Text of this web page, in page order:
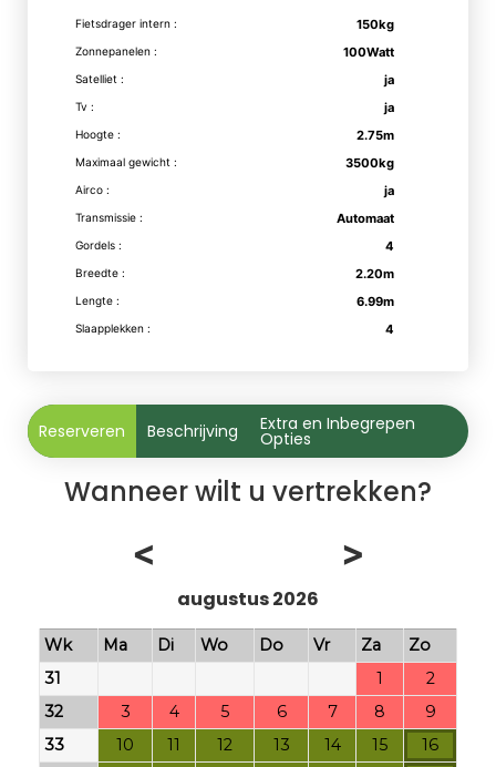
Fietsdrager intern : 150kg
Zonnepanelen : 100Watt
Satelliet : ja
Tv : ja
Hoogte : 2.75m
Maximaal gewicht : 3500kg
Airco : ja
Transmissie : Automaat
Gordels : 4
Breedte : 2.20m
Lengte : 6.99m
Slaapplekken : 4
Reserveren Beschrijving Extra en Inbegrepen
Opties
Wanneer wilt u vertrekken?
< >
augustus 2026
Wk Ma Di Wo Do Vr Za
Zo
31
1
2
32
3 4 5 6 7 8
9
33
10 11 12 13 14 15
16